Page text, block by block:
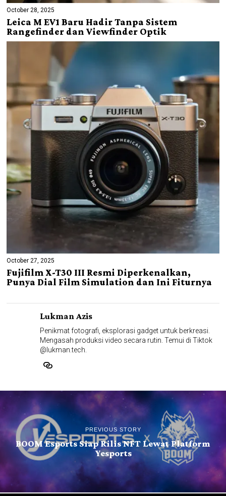
October 28, 2025
Leica M EV1 Baru Hadir Tanpa Sistem
Rangefinder dan Viewfinder Optik
October 27, 2025
Fujifilm X-T30 III Resmi Diperkenalkan,
Punya Dial Film Simulation dan Ini Fiturnya
Lukman Azis
Penikmat fotografi, eksplorasi gadget untuk berkreasi.
Mengasah produksi video secara rutin. Temui di Tiktok
@lukman.tech.
PREVIOUS STORY
BOOM Esports Siap Rilis NFT Lewat Platform
Yesports